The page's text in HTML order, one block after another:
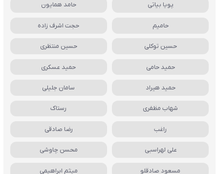
پویا بیاتی حامد همایون
حامیم حجت اشرف زاده
حسین توکلی حسین منتظری
حمید حامی حمید عسکری
حمید هیراد سامان جلیلی
شهاب مظفری رستاک
راغب رضا صادقی
علی لهراسبی محسن چاوشی
مسعود صادقلو میثم ابراهیمی